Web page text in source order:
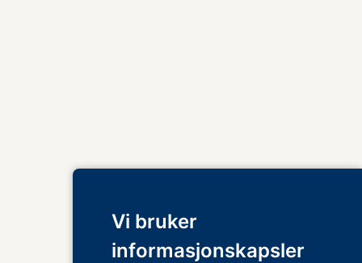
Vi bruker
informasjonskapsler